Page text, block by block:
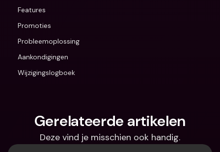
Features
Promoties
Probleemoplossing
Aankondigingen
Wijzigingslogboek
Gerelateerde artikelen
Deze vind je misschien ook handig.